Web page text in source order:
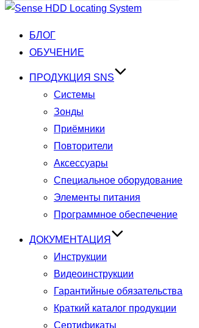
Перейти
содержимому
БЛОГ
ОБУЧЕНИЕ
ПРОДУКЦИЯ SNS
Системы
Зонды
Приёмники
Повторители
Аксессуары
Специальное оборудование
Элементы питания
Программное обеспечение
ДОКУМЕНТАЦИЯ
Инструкции
Видеоинструкции
Гарантийные обязательства
Краткий каталог продукции
Сертификаты